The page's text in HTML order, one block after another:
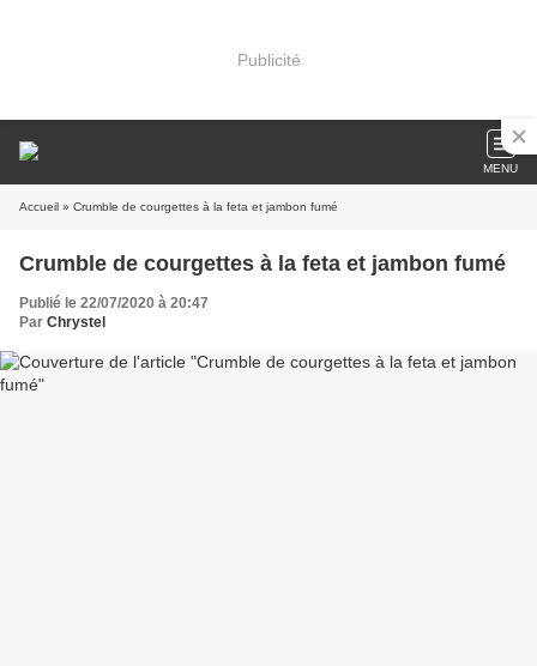
Publicité
MENU
Accueil » Crumble de courgettes à la feta et jambon fumé
Crumble de courgettes à la feta et jambon fumé
Publié le 22/07/2020 à 20:47
Par Chrystel